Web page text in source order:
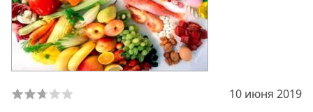
10 июня 2019